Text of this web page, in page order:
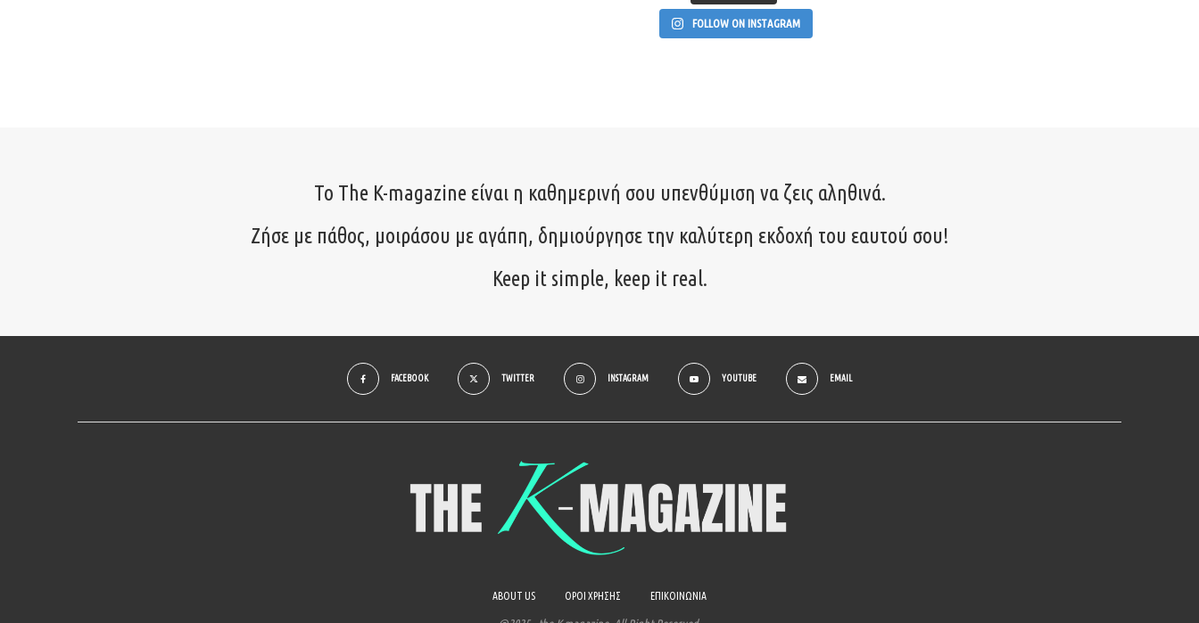
FOLLOW ON INSTAGRAM
Το The K-magazine είναι η καθημερινή σου υπενθύμιση να ζεις αληθινά.
Ζήσε με πάθος, μοιράσου με αγάπη, δημιούργησε την καλύτερη εκδοχή του εαυτού σου!
Keep it simple, keep it real.
FACEBOOK TWITTER INSTAGRAM YOUTUBE EMAIL
ABOUT US ΟΡΟΙ ΧΡΗΣΗΣ ΕΠΙΚΟΙΝΩΝΙΑ